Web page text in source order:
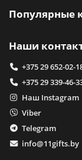
Популярные
Наши
+375 29 652-02-
+375 29 339-46-
Наш Instagram
Viber
Telegram
info@11gifts.by